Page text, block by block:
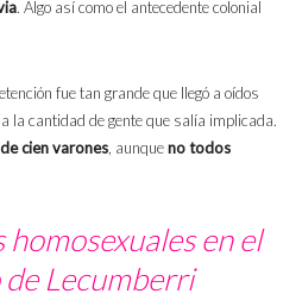
. Algo así como el antecedente colonial
fue tan grande que llegó a oídos
la cantidad de gente que salía implicada.
cien varones, aunqueno todos
en el
de Lecumberri